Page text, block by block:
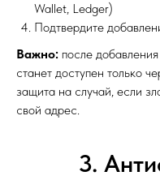
Wallet, Ledger)
Подтвердите
Важно: после
станет доступен только
защита на случай, если
свой адрес.
3.